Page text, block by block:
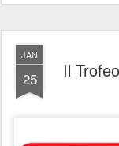
JAN
25 Il